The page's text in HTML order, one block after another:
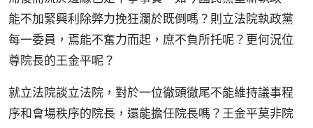
能不加緊興利除弊力挽狂瀾於既倒嗎？則立法院執政黨
每一委員，焉能不奮力而起，庶不負所托呢？更何況位
尊院長的王金平呢？
就立法院談立法院，對於一位徹頭徹尾不能維持議事程
序和會場秩序的院長，還能擔任院長嗎？王金平莫非院